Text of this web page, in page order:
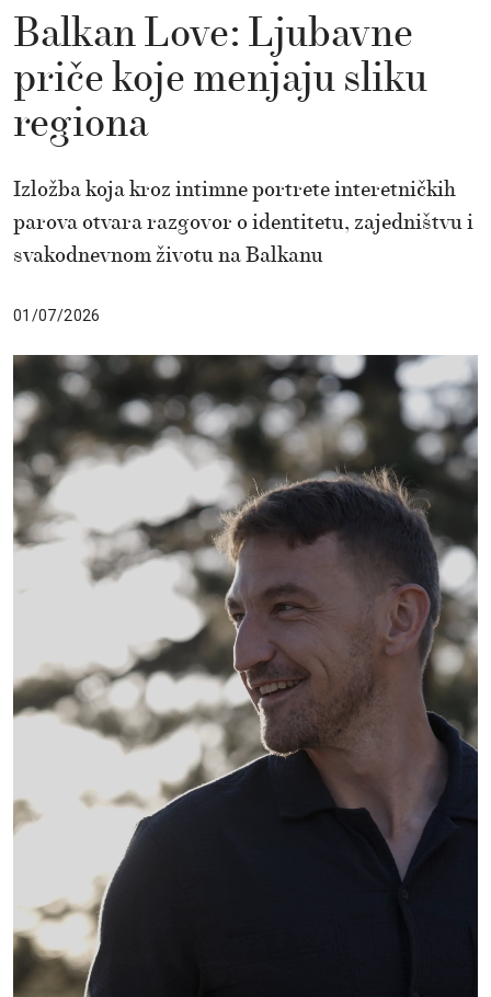
Balkan Love: Ljubavne
priče koje menjaju sliku
regiona
Izložba koja kroz intimne portrete interetničkih
parova otvara razgovor o identitetu, zajedništvu i
svakodnevnom životu na Balkanu
01/07/2026